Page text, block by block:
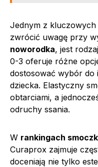
Jednym z
zwrócić uwagę przy
noworodka, jest
0-3 oferuje różne
dostosować wybór do
dziecka. Elastyczny
obtarciami, a
odruchy ssania.
W rankingach
Curaprox zajmuje
doceniają nie tylko